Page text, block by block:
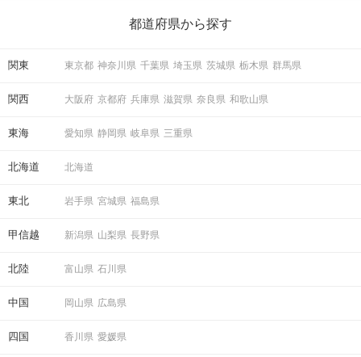
の楽しいことアイデアを集めました♪ いままさに楽しいことを探し
都道府県から探す
関東 東京都 神奈川県 千葉県 埼玉県 茨城県 栃木県 群馬県
関西 大阪府 京都府 兵庫県 滋賀県 奈良県 和歌山県
東海 愛知県 静岡県 岐阜県 三重県
北海道 北海道
東北 岩手県 宮城県 福島県
甲信越 新潟県 山梨県 長野県
北陸 富山県 石川県
中国 岡山県 広島県
四国 香川県 愛媛県